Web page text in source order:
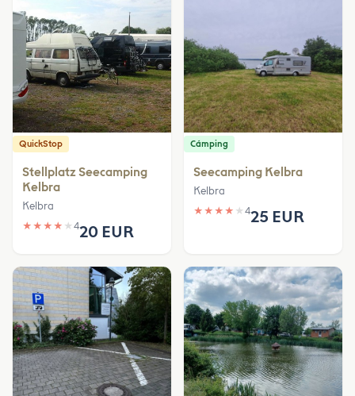
QuickStop
Stellplatz Seecamping
Kelbra
Kelbra
★ ★ ★ ★ ★ 420 EUR
Cámping
Seecamping Kelbra
Kelbra
★ ★ ★ ★ ★ 425 EUR